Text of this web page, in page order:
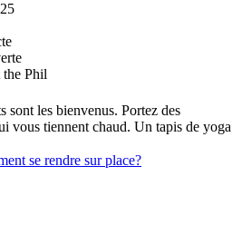
the Phil
sont les bienvenus. Portez des
vous tiennent chaud. Un tapis de yoga
se rendre sur place?